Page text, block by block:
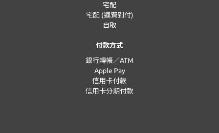
宅配
宅配 (運費到付)
自取
付款方式
銀行轉帳／ATM
Apple Pay
信用卡付款
信用卡分期付款